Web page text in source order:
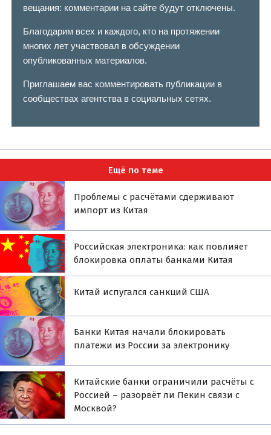
вещания: комментарии на сайте будут отключены.
Благодарим всех и каждого, кто на протяжении
многих лет участвовал в обсуждении
опубликованных материалов.
Приглашаем вас комментировать публикации в
сообществах агентства в социальных сетях.
Ещё по теме
Проблемы с расчётами сдерживают
импорт из Китая
Российская электроника: как повлияет
блокировка оплаты банками Китая
Китай испугался санкций США
Банки Китая начали блокировать
платежи из России за электронику
Китайские банки ограничили расчёты с
Россией – разорвёт ли Пекин связи с
Москвой?